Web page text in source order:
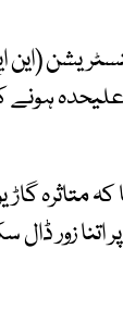
(این
علیحدہ
متاثرہ
اتنا زور